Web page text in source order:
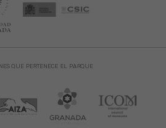
QUE PERTENECE EL PARQUE